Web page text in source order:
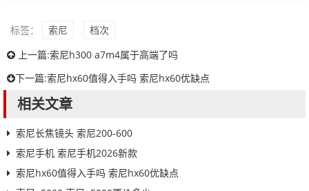
标签： 索尼
档次
上一篇:索尼h300 a7m4属于高端了吗
下一篇:索尼hx60值得入手吗 索尼hx60优缺点
相关文章
索尼长焦镜头 索尼200-600
索尼手机 索尼手机2026新款
索尼hx60值得入手吗 索尼hx60优缺点